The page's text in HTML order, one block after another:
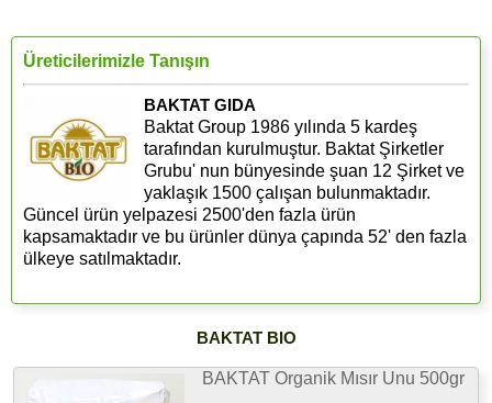
Üreticilerimizle Tanışın
BAKTAT GIDA
Baktat Group 1986 yılında 5 kardeş
tarafından kurulmuştur. Baktat Şirketler
Grubu' nun bünyesinde şuan 12 Şirket ve
yaklaşık 1500 çalışan bulunmaktadır.
Güncel ürün yelpazesi 2500'den fazla ürün
kapsamaktadır ve bu ürünler dünya çapında 52' den fazla
ülkeye satılmaktadır.
BAKTAT BIO
BAKTAT Organik Mısır Unu 500gr